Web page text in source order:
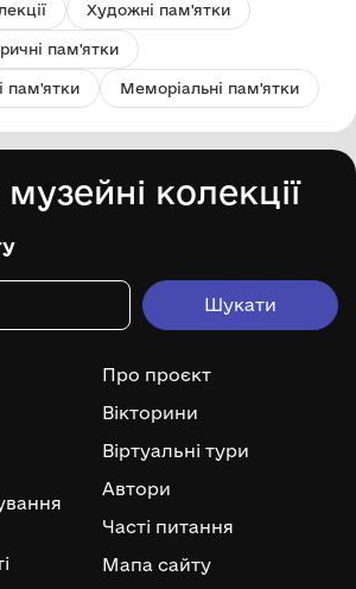
Художні пам'ятки
пам'ятки
пам'ятки Меморіальні пам'ятки
колекції
Про проєкт
Вікторини
Віртуальні тури
Автори
Часті питання
Мапа сайту